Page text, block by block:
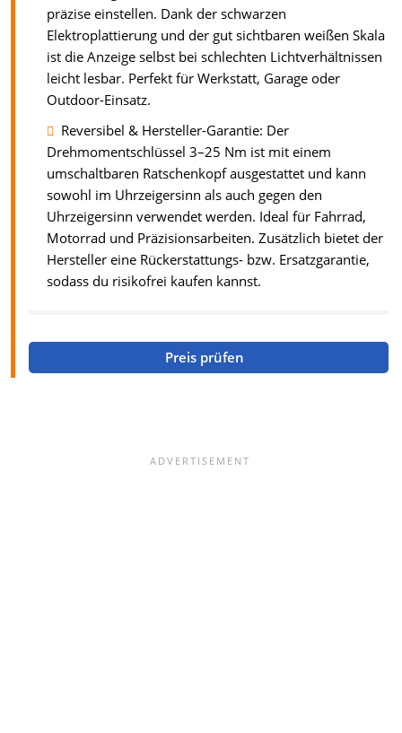
präzise einstellen. Dank der schwarzen
Elektroplattierung und der gut sichtbaren weißen Skala
ist die Anzeige selbst bei schlechten Lichtverhältnissen
leicht lesbar. Perfekt für Werkstatt, Garage oder
Outdoor-Einsatz.
Reversibel & Hersteller-Garantie: Der
Drehmomentschlüssel 3–25 Nm ist mit einem
umschaltbaren Ratschenkopf ausgestattet und kann
sowohl im Uhrzeigersinn als auch gegen den
Uhrzeigersinn verwendet werden. Ideal für Fahrrad,
Motorrad und Präzisionsarbeiten. Zusätzlich bietet der
Hersteller eine Rückerstattungs- bzw. Ersatzgarantie,
sodass du risikofrei kaufen kannst.
Preis prüfen